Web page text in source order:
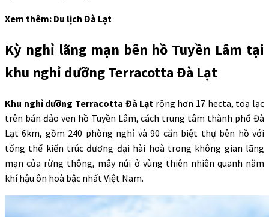
Xem thêm: Du lịch Đà Lạt
Kỳ nghỉ lãng mạn bên hồ Tuyền Lâm tại
khu nghỉ dưỡng Terracotta Đà Lạt
Khu nghỉ dưỡng Terracotta Đà Lạt rộng hơn 17 hecta, toạ lạc
trên bán đảo ven hồ Tuyền Lâm, cách trung tâm thành phố Đà
Lạt 6km, gồm 240 phòng nghỉ và 90 căn biệt thự bên hồ với
tổng thể kiến trúc đương đại hài hoà trong không gian lãng
mạn của rừng thông, mây núi ở vùng thiên nhiên quanh năm
khí hậu ôn hoà bậc nhất Việt Nam.